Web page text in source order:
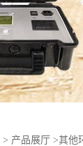
> 产品展厅 >其他